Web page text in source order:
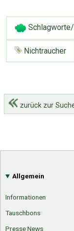
Nichtraucher
zurück zur
Allgemein
Informationen
Tauschbons
Presse News